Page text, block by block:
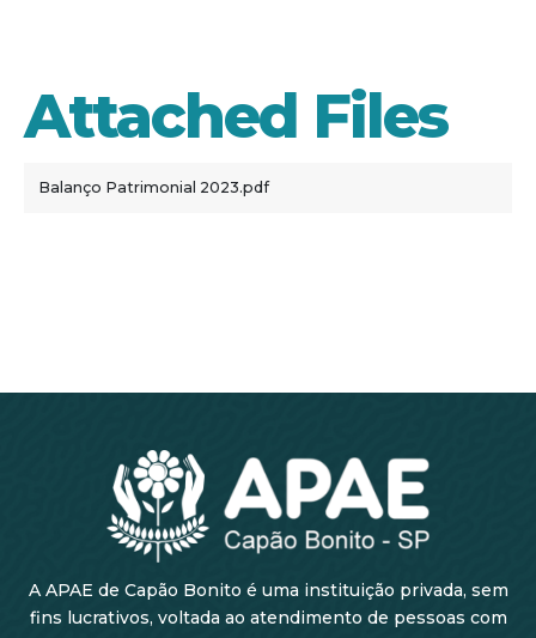
Attached Files
Balanço Patrimonial 2023.pdf
A APAE de Capão Bonito é uma instituição privada, sem
fins lucrativos, voltada ao atendimento de pessoas com